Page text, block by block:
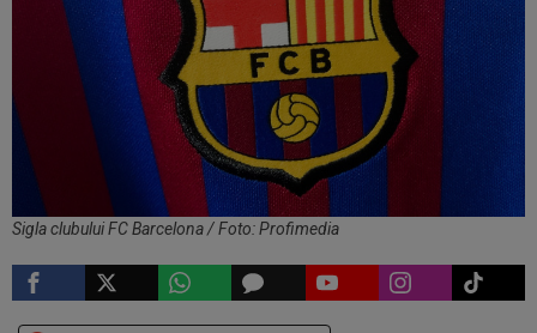
Sigla clubului FC Barcelona / Foto: Profimedia